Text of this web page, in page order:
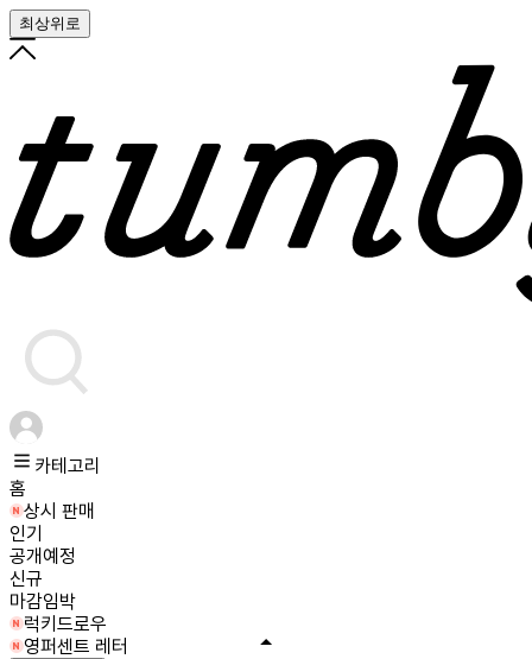
최상위로
카테고리
홈
상시 판매
인기
공개예정
신규
마감임박
럭키드로우
영퍼센트 레터